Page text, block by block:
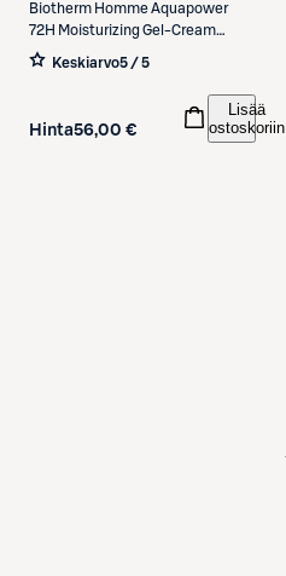
Biotherm Homme Aquapower
72H Moisturizing Gel-Cream
geelivoide 50 ml
Keskiarvo5 / 5
Hinta56,00 €
Lisää
ostoskoriin